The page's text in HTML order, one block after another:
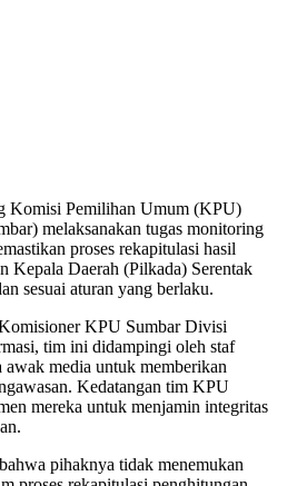
Komisi Pemilihan Umum (KPU)
melaksanakan tugas monitoring
proses rekapitulasi hasil
Kepala Daerah (Pilkada) Serentak
sesuai aturan yang berlaku.
KPU Sumbar Divisi
tim ini didampingi oleh staf
awak media untuk memberikan
Kedatangan tim KPU
mereka untuk menjamin integritas
pihaknya tidak menemukan